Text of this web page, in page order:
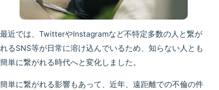
最近では、TwitterやInstagramなど不特定多数の人と繋が
れるSNS等が日常に溶け込んでいるため、知らない人とも
簡単に繋がれる時代へと変化しました。
簡単に繋がれる影響もあって、近年、遠距離での不倫の件